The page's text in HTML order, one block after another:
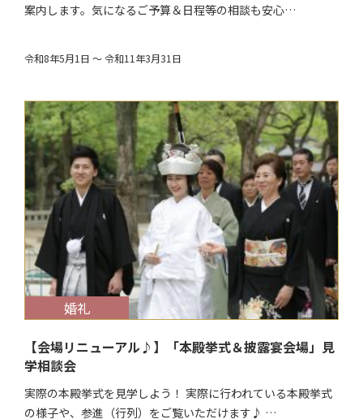
案内します。気になるご予算＆日程等の相談も安心…
令和8年5月1日 ～ 令和11年3月31日
$target_date
婚礼
【会場リニューアル♪】「本殿挙式＆披露宴会場」見
学相談会
実際の本殿挙式を見学しよう！ 実際に行われている本殿挙式
の様子や、参進（行列）をご覧いただけます♪ …